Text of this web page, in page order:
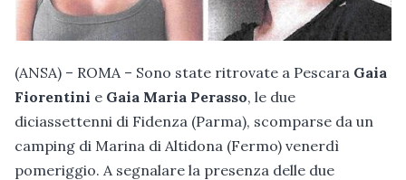
(ANSA) – ROMA – Sono state ritrovate a Pescara Gaia
Fiorentini e Gaia Maria Perasso, le due
diciassettenni di Fidenza (Parma), scomparse da un
camping di Marina di Altidona (Fermo) venerdì
pomeriggio. A segnalare la presenza delle due